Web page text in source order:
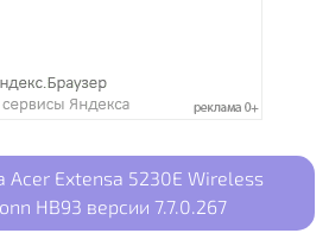
Acer Extensa 5230E Wireless
HB93 версии 7.7.0.267